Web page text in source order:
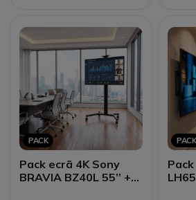
PACK
Pack ecrã 4K Sony
BRAVIA BZ40L 55’’ +
PACK